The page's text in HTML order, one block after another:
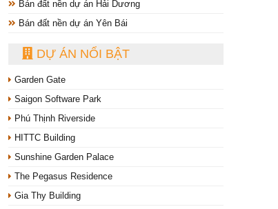
Bán đất nền dự án Hải Dương
Bán đất nền dự án Yên Bái
DỰ ÁN NỔI BẬT
Garden Gate
Saigon Software Park
Phú Thịnh Riverside
HITTC Building
Sunshine Garden Palace
The Pegasus Residence
Gia Thy Building